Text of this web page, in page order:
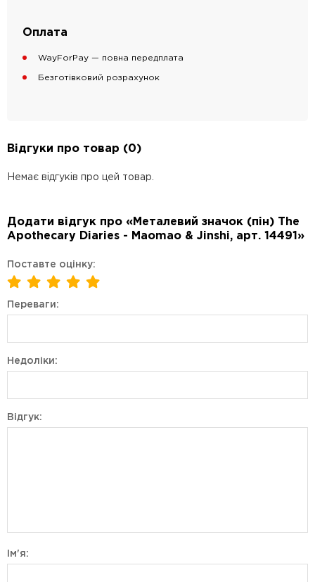
Оплата
WayForPay — повна передплата
Безготівковий розрахунок
Відгуки про товар (0)
Немає відгуків про цей товар.
Додати відгук про «Металевий значок (пін) The
Apothecary Diaries - Maomao & Jinshi, арт. 14491»
Поставте оцінку:
Переваги:
Недоліки:
Відгук:
Ім'я: